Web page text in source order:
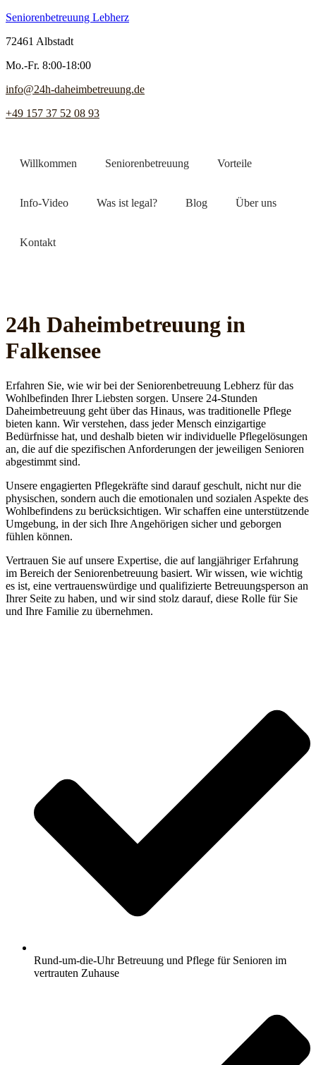
Seniorenbetreuung Lebherz
72461 Albstadt
Mo.-Fr. 8:00-18:00
info@24h-daheimbetreuung.de
+49 157 37 52 08 93
Willkommen Seniorenbetreuung Vorteile
Info-Video Was ist legal? Blog Über uns
Kontakt
24h Daheim­betreuung in
Falkensee
Erfahren Sie, wie wir bei der Seniorenbetreuung Lebherz für das
Wohlbefinden Ihrer Liebsten sorgen. Unsere 24-Stunden
Daheimbetreuung geht über das Hinaus, was traditionelle Pflege
bieten kann. Wir verstehen, dass jeder Mensch einzigartige
Bedürfnisse hat, und deshalb bieten wir individuelle Pflegelösungen
an, die auf die spezifischen Anforderungen der jeweiligen Senioren
abgestimmt sind.
Unsere engagierten Pflegekräfte sind darauf geschult, nicht nur die
physischen, sondern auch die emotionalen und sozialen Aspekte des
Wohlbefindens zu berücksichtigen. Wir schaffen eine unterstützende
Umgebung, in der sich Ihre Angehörigen sicher und geborgen
fühlen können.
Vertrauen Sie auf unsere Expertise, die auf langjähriger Erfahrung
im Bereich der Seniorenbetreuung basiert. Wir wissen, wie wichtig
es ist, eine vertrauenswürdige und qualifizierte Betreuungsperson an
Ihrer Seite zu haben, und wir sind stolz darauf, diese Rolle für Sie
und Ihre Familie zu übernehmen.
Rund-um-die-Uhr Betreuung und Pflege für Senioren im
vertrauten Zuhause